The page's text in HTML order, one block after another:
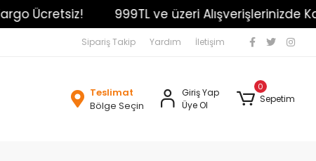
Ücretsiz! 999TL ve üzeri Alışverişlerinizde
Sipariş Takip Yardım İletişim
Teslimat
Bölge Seçin
Giriş Yap
Üye Ol
0
Sepetim